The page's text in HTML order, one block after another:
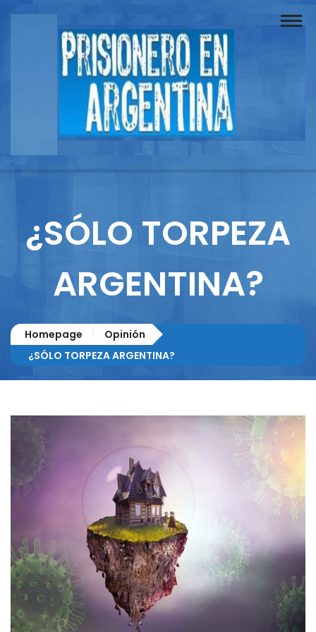
Buscador
Documentos
Reportajes
Columnistas
¿SÓLO TORPEZA
ARGENTINA?
Homepage
Opinión
¿SÓLO TORPEZA ARGENTINA?